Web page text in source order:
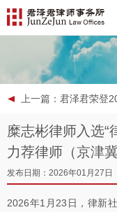
上一篇 ：君泽君荣登2025 GCP中国律所年度排名：银行与
糜志彬律师入选“
力荐律师（京津
发布日期：2026年01月27日
2026年1月23日，律新